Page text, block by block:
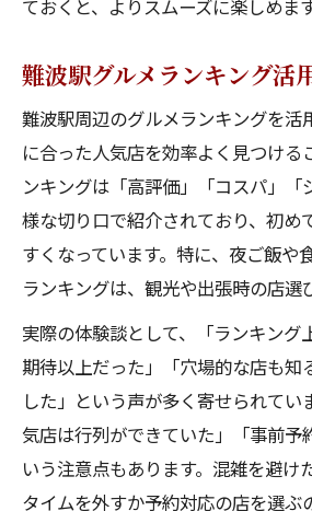
ておくと、よりスムーズに楽しめます
難波駅グルメランキング活
難波駅周辺のグルメランキングを活
に合った人気店を効率よく見つける
ンキングは「高評価」「コスパ」「
様な切り口で紹介されており、初め
すくなっています。特に、夜ご飯や
ランキングは、観光や出張時の店選
実際の体験談として、「ランキング
期待以上だった」「穴場的な店も知
した」という声が多く寄せられてい
気店は行列ができていた」「事前予
いう注意点もあります。混雑を避け
タイムを外すか予約対応の店を選ぶ